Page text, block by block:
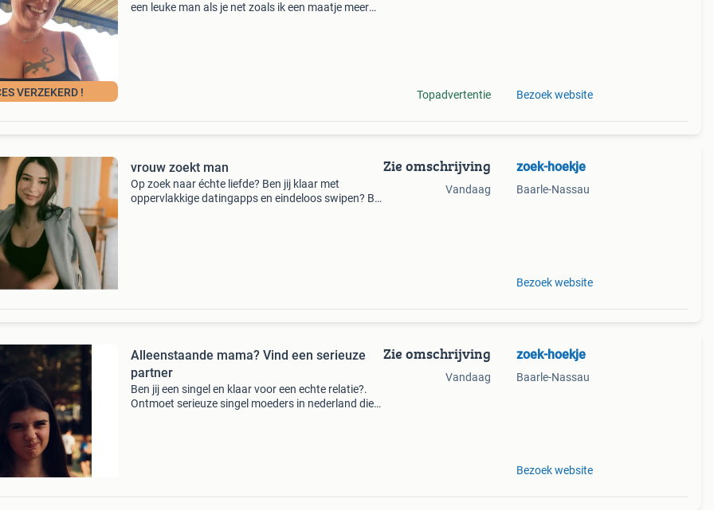
VERZEKERD !
een leuke man als je net zoals ik een maatje meer
Topadvertentie Bezoek website
vrouw zoekt man
Op zoek naar échte liefde? Ben jij klaar met
oppervlakkige datingapps en eindeloos swipen? Bij
Zie omschrijving
Vandaag
zoek-hoekje
Baarle-Nassau
Bezoek website
Alleenstaande mama? Vind een serieuze
partner
Ben jij een singel en klaar voor een echte relatie?.
Ontmoet serieuze singel moeders in nederland die
Zie omschrijving
Vandaag
zoek-hoekje
Baarle-Nassau
Bezoek website